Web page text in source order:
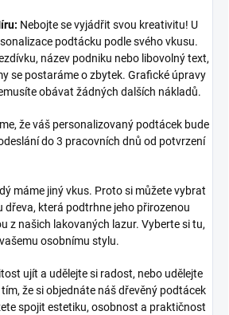
Nebojte se vyjádřit svou kreativitu! U
podtácku podle svého vkusu.
název podniku nebo libovolný text,
se postaráme o zbytek. Grafické úpravy
obávat žádných dalších nákladů.
že váš personalizovaný podtácek bude
do 3 pracovních dnů od potvrzení
máme jiný vkus. Proto si můžete vybrat
dřeva, která podtrhne jeho přirozenou
z našich lakovaných lazur. Vyberte si tu,
osobnímu stylu.
ujít a udělejte si radost, nebo udělejte
že si objednáte náš dřevěný podtácek
spojit estetiku, osobnost a praktičnost